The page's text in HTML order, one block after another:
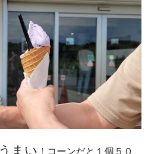
うまい ！コーンだと１個５０